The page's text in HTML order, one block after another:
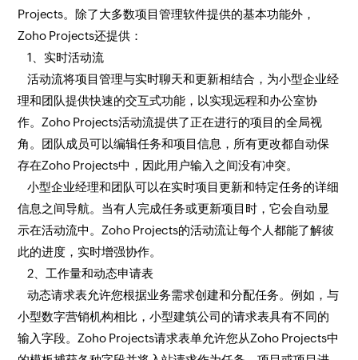
Projects。除了大多数项目管理软件提供的基本功能外，
Zoho Projects还提供：
1、实时活动流
活动流将项目管理与实时聊天和更新相结合，为小型企业经
理和团队提供快速的交互式功能，以实现远程和办公室协
作。Zoho Projects活动流提供了正在进行的项目的全局视
角。团队成员可以编辑任务和项目信息，所有更改都自动保
存在Zoho Projects中，因此用户输入之间没有冲突。
小型企业经理和团队可以在实时项目更新和特定任务的详细
信息之间导航。当有人完成任务或更新项目时，它会自动显
示在活动流中。Zoho Projects的活动流让每个人都能了解彼
此的进度，实时增强协作。
2、工作量和动态申请表
动态请求表允许您根据业务需求创建和分配任务。例如，与
小型数字营销机构相比，小型建筑公司的请求表具有不同的
输入字段。Zoho Projects请求表单允许您从Zoho Projects中